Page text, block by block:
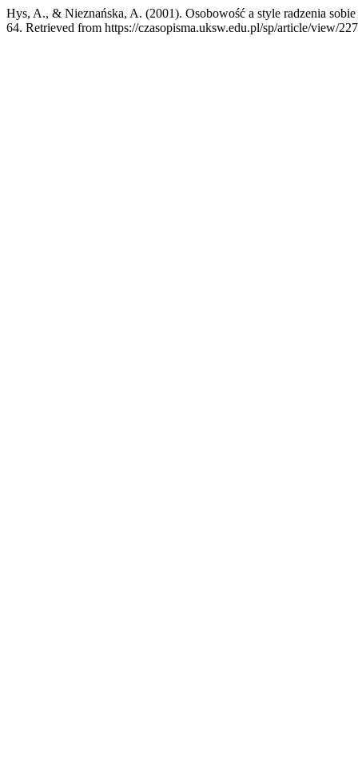
Hys, A., & Nieznańska, A. (2001). Osobowość a style radzenia
64. Retrieved from https://czasopisma.uksw.edu.pl/sp/article/view/